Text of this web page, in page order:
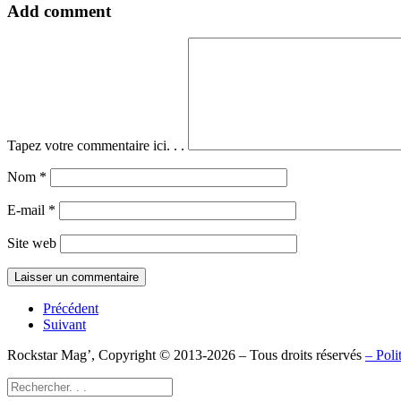
Add comment
Tapez votre commentaire ici. . .
Nom *
E-mail *
Site web
Précédent
Suivant
Rockstar Mag’, Copyright © 2013-2026 – Tous droits réservés –